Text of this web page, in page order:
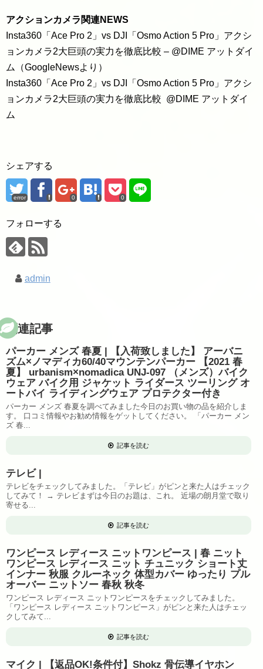
アクションカメラ関連NEWS
Insta360「Ace Pro 2」vs DJI「Osmo Action 5 Pro」アクシ
ョンカメラ2大巨頭の実力を徹底比較 – @DIME アットダイ
ム（GoogleNewsより）
Insta360「Ace Pro 2」vs DJI「Osmo Action 5 Pro」アクシ
ョンカメラ2大巨頭の実力を徹底比較 @DIME アットダイ
ム
シェアする
error 0 0
フォローする
admin
関連記事
パーカー メンズ 春夏 | 【入荷致しました】 アーバニ
ズム×ノマディカ60/40マウンテンパーカー 【2021 春
夏】 urbanism×nomadica UNJ-097 （メンズ）バイク
ウェア バイク用 ジャケット ライダース ツーリング オ
ートバイ ライディングウェア プロテクター付き
パーカー メンズ 春夏を調べてみました今日のお買い物の品を紹介しま
す。 口コミ情報やお勧め情報をゲットしてください。 「パーカー メン
ズ 春...
記事を読む
テレビ |
テレビをチェックしてみました。「テレビ」がピンと来た人はチェック
してみて！ → テレビまずは今日のお題は、これ。 近場の朗月堂で取り
寄せる...
記事を読む
ワンピース レディース ニットワンピース | 春 ニット
ワンピース レディース ニット チュニック ショート丈
インナー 秋服 クルーネック 体型カバー ゆったり プル
オーバー ニットソー 春秋 秋冬
ワンピース レディース ニットワンピースをチェックしてみました。
「ワンピース レディース ニットワンピース」がピンと来た人はチェッ
クしてみて...
記事を読む
マイク | 【返品OK!条件付】Shokz 骨伝導イヤホン